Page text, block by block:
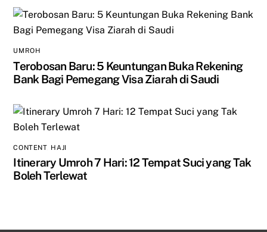
UMROH
Terobosan Baru: 5 Keuntungan Buka Rekening
Bank Bagi Pemegang Visa Ziarah di Saudi
CONTENT, HAJI
Itinerary Umroh 7 Hari: 12 Tempat Suci yang Tak
Boleh Terlewat